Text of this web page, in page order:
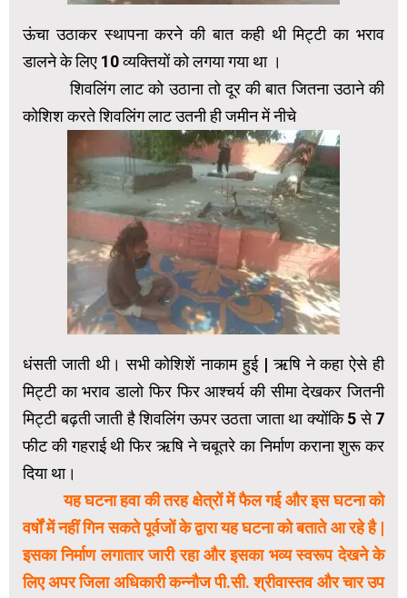
ऊंचा उठाकर स्थापना करने की बात कही थी मिट्टी का भराव
डालने के लिए 10 व्यक्तियों को लगया गया था ।
‌ शिवलिंग लाट को उठाना तो दूर की बात जितना उठाने की
कोशिश करते शिवलिंग लाट उतनी ही जमीन में नीचे
धंसती जाती थी। सभी कोशिशें नाकाम हुई | ऋषि ने कहा ऐसे ही
मिट्टी का भराव डालो फिर फिर आश्चर्य की सीमा देखकर जितनी
मिट्टी बढ़ती जाती है शिवलिंग ऊपर उठता जाता था क्योंकि 5 से 7
फीट की गहराई थी फिर ऋषि ने चबूतरे का निर्माण कराना शुरू कर
दिया था।
‌यह घटना हवा की तरह क्षेत्रों में फैल गई और इस घटना को
वर्षों में नहीं गिन सकते पूर्वजों के द्वारा यह घटना को बताते आ रहे है |
इसका निर्माण लगातार जारी रहा और इसका भव्य स्वरूप देखने के
लिए अपर जिला अधिकारी कन्नौज पी.सी. श्रीवास्तव और चार उप